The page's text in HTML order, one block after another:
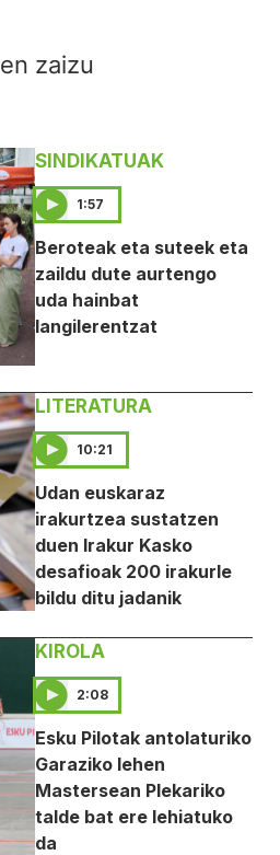
zaizu
SINDIKATUAK
1:57
Beroteak eta suteek eta
zaildu dute aurtengo
uda hainbat
langilerentzat
LITERATURA
10:21
Udan euskaraz
irakurtzea sustatzen
duen Irakur Kasko
desafioak 200 irakurle
bildu ditu jadanik
KIROLA
2:08
Esku Pilotak antolaturiko
Garaziko lehen
Mastersean Plekariko
talde bat ere lehiatuko
da